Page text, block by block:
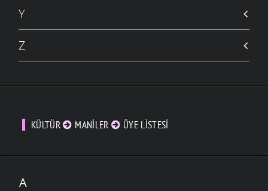
Y
Z
KÜLTÜR MANILER ÜYE LISTESI
A